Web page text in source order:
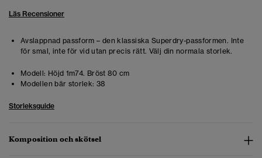
Läs Recensioner
Avslappnad passform – den klassiska Superdry-passformen. Inte
för smal, inte för vid utan precis rätt. Välj din normala storlek.
Modell: Höjd 1m74. Bröst 80 cm
Modellen bär storlek: 38
Storleksguide
Komposition och skötsel